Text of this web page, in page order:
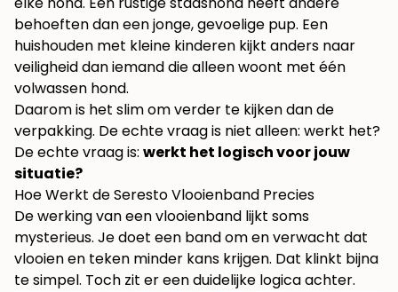
behoeften dan een jonge, gevoelige pup. Een
huishouden met kleine kinderen kijkt anders naar
veiligheid dan iemand die alleen woont met één
volwassen hond.
Daarom is het slim om verder te kijken dan de
verpakking. De echte vraag is niet alleen: werkt het?
De echte vraag is: werkt het logisch voor jouw
situatie?
Hoe Werkt de Seresto Vlooienband Precies
De werking van een vlooienband lijkt soms
mysterieus. Je doet een band om en verwacht dat
vlooien en teken minder kans krijgen. Dat klinkt bijna
te simpel. Toch zit er een duidelijke logica achter.